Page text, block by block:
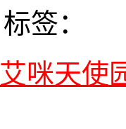
标签：
艾咪天使